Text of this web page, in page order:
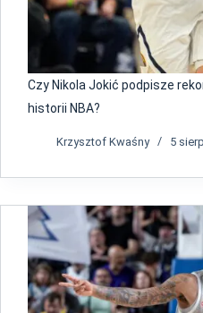
Czy Nikola Jokić podpisze
historii NBA?
Krzysztof Kwaśny 5